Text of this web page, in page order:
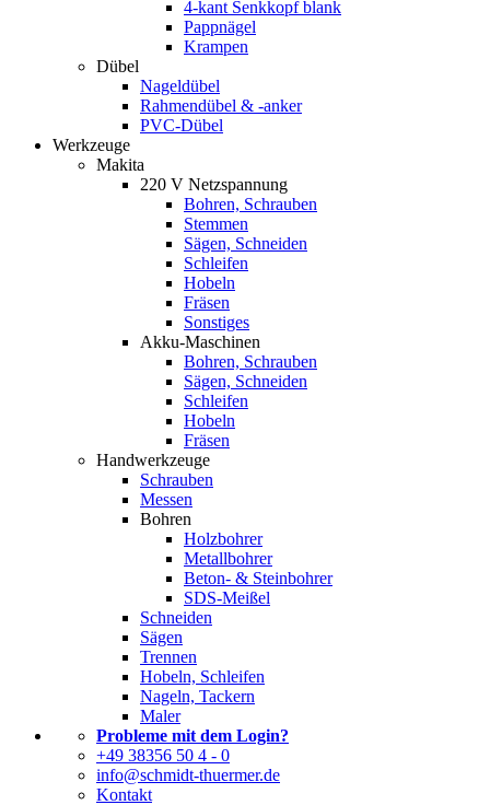
4-kant Senkkopf blank
Pappnägel
Krampen
Dübel
Nageldübel
Rahmendübel & -anker
PVC-Dübel
Werkzeuge
Makita
220 V Netzspannung
Bohren, Schrauben
Stemmen
Sägen, Schneiden
Schleifen
Hobeln
Fräsen
Sonstiges
Akku-Maschinen
Bohren, Schrauben
Sägen, Schneiden
Schleifen
Hobeln
Fräsen
Handwerkzeuge
Schrauben
Messen
Bohren
Holzbohrer
Metallbohrer
Beton- & Steinbohrer
SDS-Meißel
Schneiden
Sägen
Trennen
Hobeln, Schleifen
Nageln, Tackern
Maler
Probleme mit dem Login?
+49 38356 50 4 - 0
info@schmidt-thuermer.de
Kontakt